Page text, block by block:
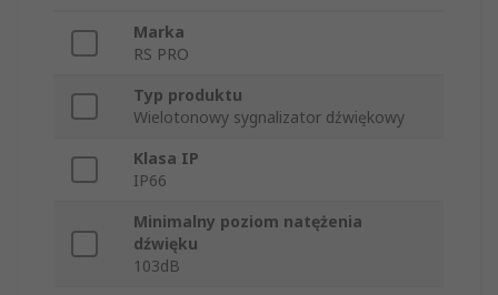
Marka
RS PRO
Typ produktu
Wielotonowy sygnalizator dźwiękowy
Klasa IP
IP66
Minimalny poziom natężenia
dźwięku
103dB